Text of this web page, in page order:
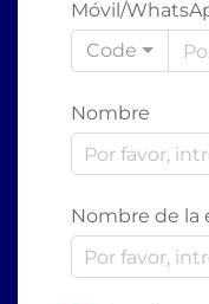
Móvil/
Code
Nombre
Nombre de la